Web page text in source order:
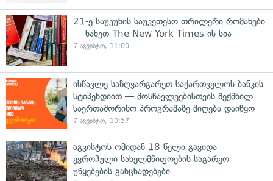
21-ე საუკუნის საუკეთესო თრილერი რომანები
— ნახეთ The New York Times-ის სია
7 აგვისტო, 11:00
ისწავლე საზღვარგარეთ საქართველოს ბანკის
სტიპენდიით — მოსწავლეებისთვის შექმნილ
საერთაშორისო პროგრამაზე მიღება დაიწყო
7 აგვისტო, 10:57
აგვისტოს ომიდან 18 წელი გავიდა —
ევროპული სახელმწიფოების საგარეო
უწყებების განცხადებები